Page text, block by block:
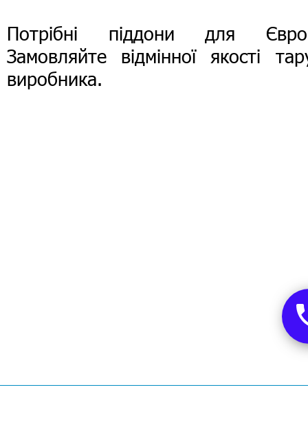
Потрібні піддони для
Замовляйте відмінної якості
виробника.